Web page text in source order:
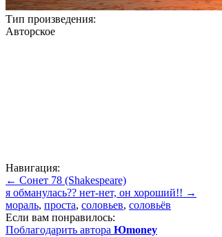
Тип произведения:
Авторское
Навигация:
← Сонет 78 (Shakespeare)
я обманулась?? нет-нет, он хороший!! →
мораль, проста, соловьев, соловьёв
Если вам понравилось:
Поблагодарить автора Юmoney